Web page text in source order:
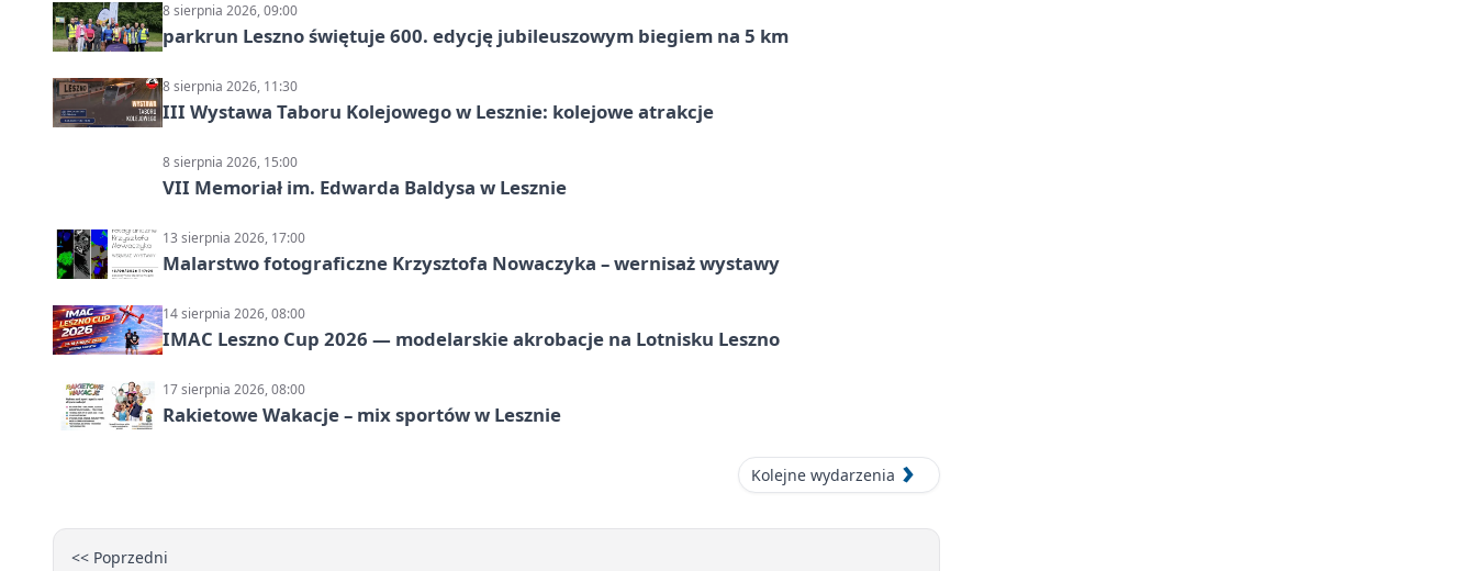
8 sierpnia 2026, 09:00
parkrun Leszno świętuje 600. edycję jubileuszowym biegiem na 5 km
8 sierpnia 2026, 11:30
III Wystawa Taboru Kolejowego w Lesznie: kolejowe atrakcje
8 sierpnia 2026, 15:00
VII Memoriał im. Edwarda Baldysa w Lesznie
13 sierpnia 2026, 17:00
Malarstwo fotograficzne Krzysztofa Nowaczyka – wernisaż wystawy
14 sierpnia 2026, 08:00
IMAC Leszno Cup 2026 — modelarskie akrobacje na Lotnisku Leszno
17 sierpnia 2026, 08:00
Rakietowe Wakacje – mix sportów w Lesznie
Kolejne wydarzenia
<< Poprzedni